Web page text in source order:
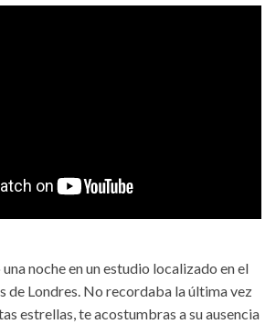
una noche en un estudio localizado en el
de Londres. No recordaba la última vez
estrellas, te acostumbras a su ausencia